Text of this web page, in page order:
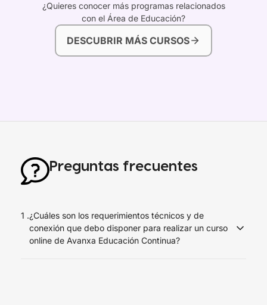
¿Quieres conocer más programas relacionados
con el Área de Educación?
DESCUBRIR MÁS CURSOS
Preguntas frecuentes
1 .¿Cuáles son los requerimientos técnicos y de
conexión que debo disponer para realizar un curso
online de Avanxa Educación Continua?